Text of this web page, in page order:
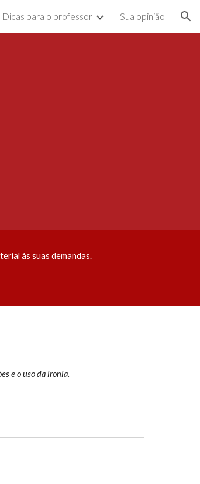
Dicas para o professor Sua opinião
às suas demandas.
e o uso da ironia.